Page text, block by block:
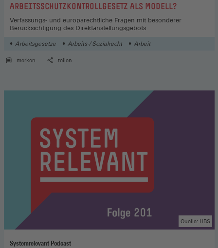
ARBEITSSCHUTZKONTROLLGESETZ ALS MODELL?
Verfassungs- und europarechtliche Fragen mit besonderer
Berücksichtigung des Direktanstellungsgebots
Arbeitsgesetze Arbeits-/ Sozialrecht Arbeit
merken teilen
Systemrelevant Podcast
Quelle: HBS